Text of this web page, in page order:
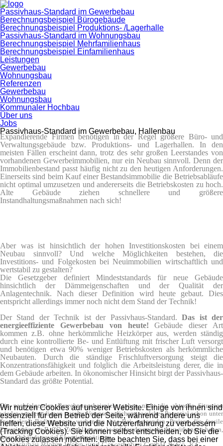
Passivhaus-Standard im Gewerbebau
Berechnungsbeispiel Bürogebäude
Berechnungsbeispiel Produktions- /Lagerhalle
Passivhaus-Standard im Wohnungsbau
Berechnungsbeispiel Mehrfamilienhaus
Berechnungsbeispiel Einfamilienhaus
Leistungen
Gewerbebau
Wohnungsbau
Referenzen
Gewerbebau
Wohnungsbau
Kommunaler Hochbau
Über uns
Jobs
Passivhaus-Standard im Gewerbebau, Hallenbau
Expandierende Firmen benötigen in der Regel größere Büro- und
Verwaltungsgebäude bzw. Produktions- und Lagerhallen. In den
meisten Fällen erscheint dann, trotz des sehr großen Leerstandes von
vorhandenen Gewerbeimmobilien, nur ein Neubau sinnvoll. Denn der
Immobilienbestand passt häufig nicht zu den heutigen Anforderungen.
Einerseits sind beim Kauf einer Bestandsimmobilie die Betriebsabläufe
nicht optimal umzusetzen und andererseits die Betriebskosten zu hoch.
Alte Gebäude ziehen schnellere und größere
Instandhaltungsmaßnahmen nach sich!
Aber was ist hinsichtlich der hohen Investitionskosten bei einem
Neubau sinnvoll? Und welche Möglichkeiten bestehen, die
Investitions- und Folgekosten bei Neuimmobilien wirtschaftlich und
wertstabil zu gestalten?
Die Gesetzgeber definiert Mindeststandards für neue Gebäude
hinsichtlich der Dämmeigenschaften und der Qualität der
Anlagentechnik. Nach dieser Definition wird heute gebaut. Dies
entspricht allerdings immer noch nicht dem Stand der Technik!
Der Stand der Technik ist der Passivhaus-Standard.Das ist der
energieeffiziente Gewerbebau von heute! Gebäude dieser Art
kommen z.B. ohne herkömmliche Heizkörper aus, werden ständig
durch eine kontrollierte Be- und Entlüftung mit frischer Luft versorgt
und benötigen etwa 90% weniger Betriebskosten als herkömmliche
Neubauten. Durch die ständige Frischluftversorgung steigt die
Konzentrationsfähigkeit und folglich die Arbeitsleistung derer, die in
dem Gebäude arbeiten. In ökonomischer Hinsicht birgt der Passivhaus-
Standard das größte Potential.
Die nachfolgenden Berechnungsbeispiele geben nicht die aktuelle Situation
wieder, sondern dienen nur der Veranschaulichung, welches Potential schon unter
"normalen" Bedingungen vorhanden ist. Bei steigenden Preisen für fossile
Energieträger (z.B. CO2Zuschläge usw.) wird das dramtische Auswirkungen haben,
wenn Gebäude zuviel Energie benötigen.
Wir nutzen Cookies auf unserer Website. Einige von ihnen sind
essenziell für den Betrieb der Seite, während andere uns
helfen, diese Website und die Nutzererfahrung zu verbessern
(Tracking Cookies). Sie können selbst entscheiden, ob Sie die
Cookies zulassen möchten. Bitte beachten Sie, dass bei einer